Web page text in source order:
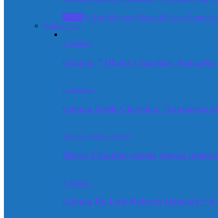
Dr. Luiz Roberto HamadaElisama
Willian Saul
A Notícia
Coluna: ” Dheisy Claudino:
Colunistas
Coluna Sibéle Christina: ‘Vantagens
Banners Selecionados
Dheisy Claudino estreia coluna
A Notícia
Coluna Dr. Luiz Roberto Hamada: ‘A